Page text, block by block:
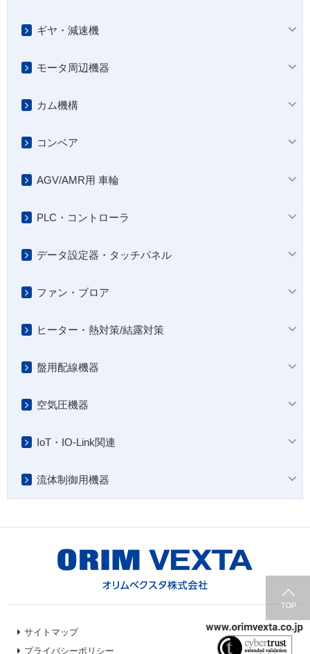
ギヤ・減速機
モータ周辺機器
カム機構
コンベア
AGV/AMR用 車輪
PLC・コントローラ
データ設定器・タッチパネル
ファン・ブロア
ヒーター・熱対策/結露対策
盤用配線機器
空気圧機器
IoT・IO-Link関連
流体制御用機器
サイトマップ
プライバシーポリシー